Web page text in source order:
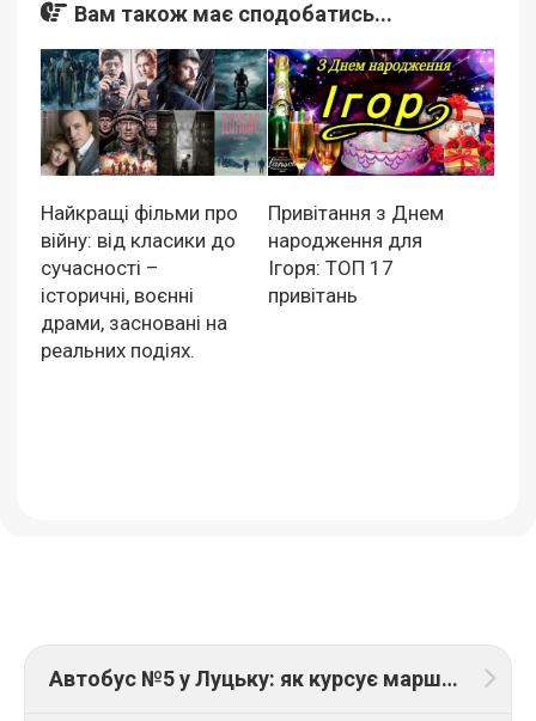
Вам також має сподобатись...
Найкращі фільми про
війну: від класики до
сучасності –
історичні, воєнні
драми, засновані на
реальних подіях.
Привітання з Днем
народження для
Ігоря: ТОП 17
привітань
Автобус №5 у Луцьку: як курсує маршрут, розклад і ціна